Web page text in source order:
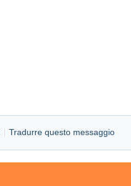
Tradurre questo messaggio